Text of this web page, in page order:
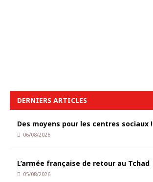
DERNIERS ARTICLES
Des moyens pour les centres sociaux !
06/08/2026
L’armée française de retour au Tchad
05/08/2026